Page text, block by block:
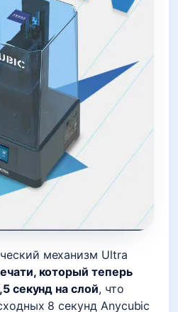
механизм Ultra
который теперь
секунд на слой, что
8 секунд Anycubic